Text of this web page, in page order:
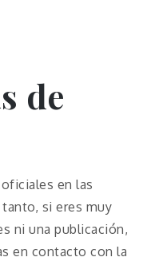
de
en las
tanto, si eres muy
ni una publicación,
en contacto con la